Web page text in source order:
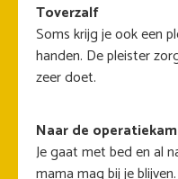
Toverzalf
Soms krijg je ook een
handen. De pleister
zeer doet.
Naar de
Je gaat met bed en al
mama mag bij je